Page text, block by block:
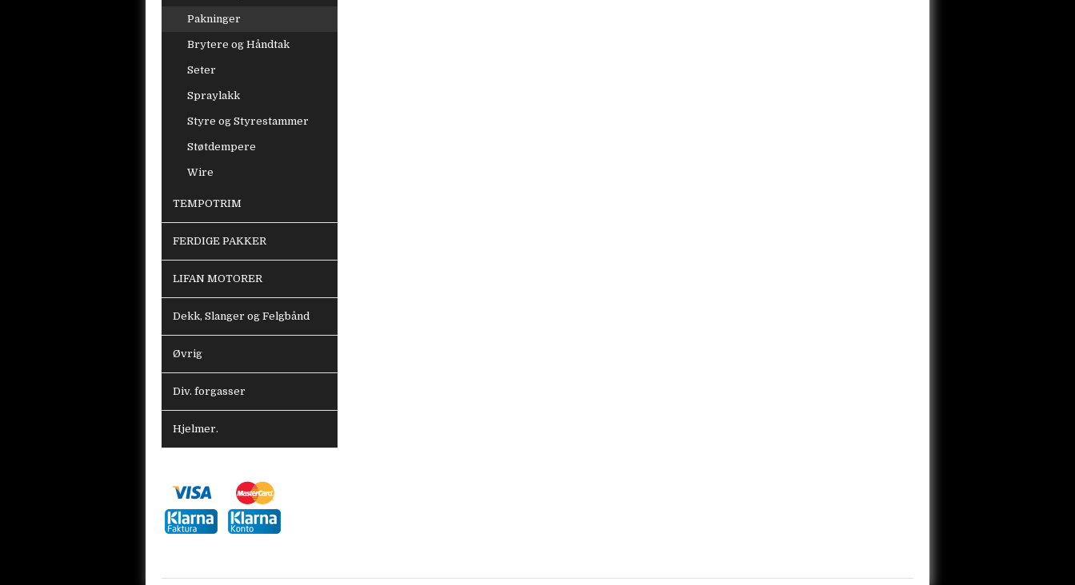
Pakninger
Brytere og Håndtak
Seter
Spraylakk
Styre og Styrestammer
Støtdempere
Wire
TEMPOTRIM
FERDIGE PAKKER
LIFAN MOTORER
Dekk, Slanger og Felgbånd
Øvrig
Div. forgasser
Hjelmer.